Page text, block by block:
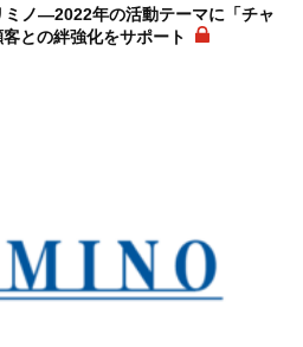
ノ―2022年の活動テーマに「チャ
との絆強化をサポート